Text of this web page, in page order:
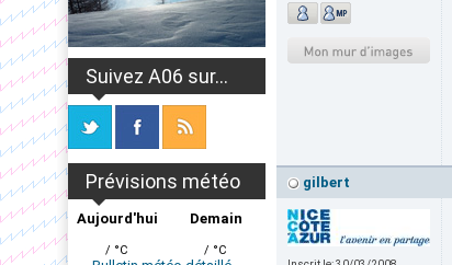
Suivez A06 sur...
Prévisions météo
Aujourd'hui
/ °C
Demain
/ °C
gilbert